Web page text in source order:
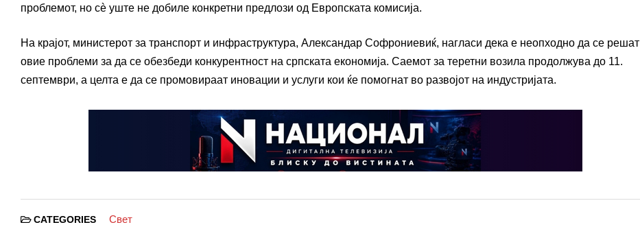
проблемот, но сè уште не добиле конкретни предлози од Европската комисија.
На крајот, министерот за транспорт и инфраструктура, Александар Софрониевиќ, нагласи дека е неопходно да се решат
овие проблеми за да се обезбеди конкурентност на српската економија. Саемот за теретни возила продолжува до 11.
септември, а целта е да се промовираат иновации и услуги кои ќе помогнат во развојот на индустријата.
CATEGORIES Свет